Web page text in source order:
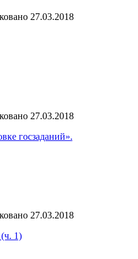
27.03.2018
27.03.2018
госзаданий».
27.03.2018
1)